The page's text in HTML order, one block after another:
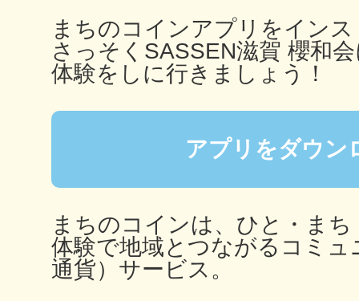
まちのコインアプリをイン
さっそくSASSEN滋賀 櫻和
体験をしに行きましょう！
アプリをダウン
まちのコインは、ひと・ま
体験で地域とつながるコミュ
通貨）サービス。
鎌倉
相模原
渋谷区